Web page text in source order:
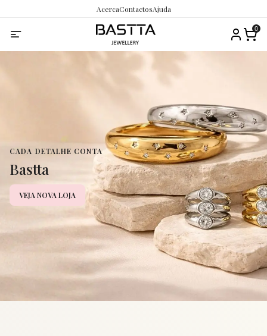
AcercaContactosAjuda
0
CADA DETALHE CONTA
Bastta
VEJA NOVA LOJA